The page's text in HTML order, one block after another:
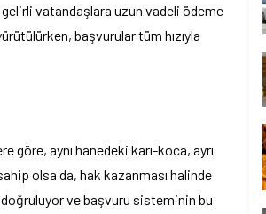
vatandaşlara uzun vadeli ödeme
başvurular tüm hızıyla
göre, aynı hanedeki karı-koca, ayrı
olsa da, hak kazanması halinde
doğruluyor ve başvuru sisteminin bu